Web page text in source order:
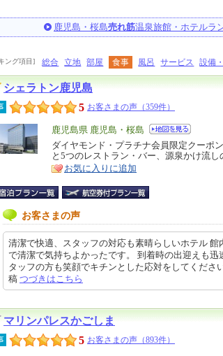
鹿児島・桜島売れ筋温泉旅館・ホテルラ
ング項目] 総合 立地 部屋 食事 風呂 サービス 設備
シェラトン鹿児島
5 お客さまの声（359件）
エ
リ
ア
鹿児島県 鹿児島・桜島
特
徴
ダイヤモンド・プラチナ会員限定クーポ
と5つのレストラン・バー、源泉かけ流し
お気に入りに追加
お客さまの声
清潔で快適、スタッフの対応も素晴らしいホテル
で清潔で気持ちよかったです。 到着時の出迎えも迅
タッフの方も笑顔でキチンとした応対をしてくだ
稿 つづきはこちら
マリンパレスかごしま
5 お客さまの声（893件）